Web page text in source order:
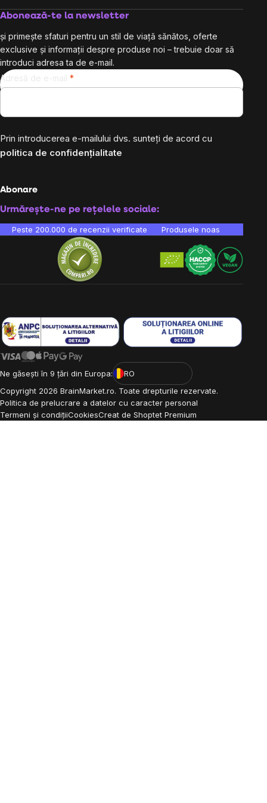
Abonează-te la newsletter
și primește sfaturi pentru un stil de viață sănătos, oferte
exclusive și informații despre produse noi – trebuie doar să
introduci adresa ta de e-mail.
Adresă de e-mail
Prin introducerea e-mailului dvs. sunteți de acord cu
politica de confidențialitate
Abonare
Urmărește-ne pe rețelele sociale:
Peste 200.000 de recenzii verificate Produsele noastre sunt
Ne găsești în 9 țări din Europa:
RO
Copyright 2026 BrainMarket.ro. Toate drepturile rezervate.
Politica de prelucrare a datelor cu caracter personal
Termeni și condițiiCookiesCreat de Shoptet Premium